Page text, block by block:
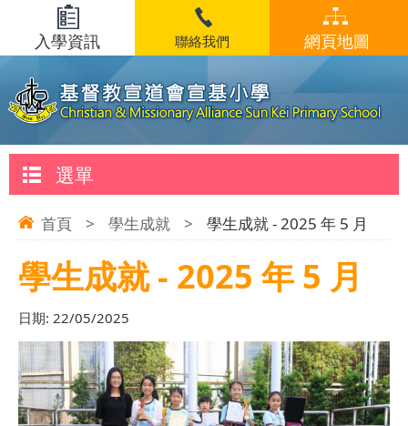
入學資訊 聯絡我們 網頁地圖
選單
首頁 > 學生成就 > 學生成就 - 2025 年 5 月
學生成就 - 2025 年 5 月
日期: 22/05/2025